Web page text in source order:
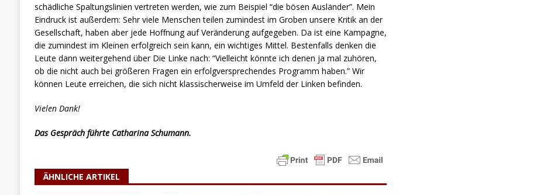
schädliche Spaltungslinien vertreten werden, wie zum Beispiel “die bösen Ausländer”. Mein
Eindruck ist außerdem: Sehr viele Menschen teilen zumindest im Groben unsere Kritik an der
Gesellschaft, haben aber jede Hoffnung auf Veränderung aufgegeben. Da ist eine Kampagne,
die zumindest im Kleinen erfolgreich sein kann, ein wichtiges Mittel. Bestenfalls denken die
Leute dann weitergehend über Die Linke nach: “Vielleicht könnte ich denen ja mal zuhören,
ob die nicht auch bei größeren Fragen ein erfolgversprechendes Programm haben.” Wir
können Leute erreichen, die sich nicht klassischerweise im Umfeld der Linken befinden.
Vielen Dank!
Das Gespräch führte Catharina Schumann.
ÄHNLICHE ARTIKEL